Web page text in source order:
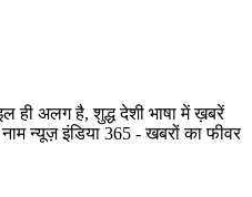
ही अलग है, शुद्ध देशी भाषा में ख़बरें
न्यूज़ इंडिया 365 - खबरों का फीवर